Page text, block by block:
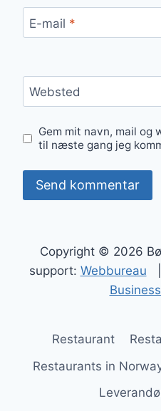
E-mail *
Websted
Gem mit navn, mail og
til næste gang jeg
Copyright © 2026
support: Webbureau |
Restaurant
Restaurants in